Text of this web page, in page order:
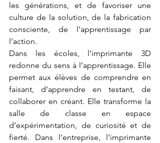
les générations, et de favoriser une
culture de la solution, de la fabrication
consciente, de l’apprentissage par
l’action.
Dans les écoles, l’imprimante 3D
redonne du sens à l’apprentissage. Elle
permet aux élèves de comprendre en
faisant, d’apprendre en testant, de
collaborer en créant. Elle transforme la
salle de classe en espace
d’expérimentation, de curiosité et de
fierté. Dans l’entreprise, l’imprimante